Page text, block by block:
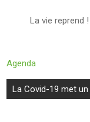
La vie reprend !
Agenda
Navigation
de
La Covid-19 met